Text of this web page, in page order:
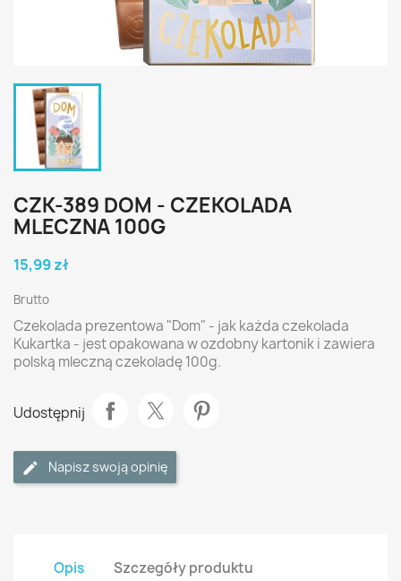
CZK-389 DOM - CZEKOLADA
MLECZNA 100G
15,99 zł
Brutto
Czekolada prezentowa "Dom" - jak każda czekolada
Kukartka - jest opakowana w ozdobny kartonik i zawiera
polską mleczną czekoladę 100g.
Udostępnij
Napisz swoją opinię
Opis Szczegóły produktu